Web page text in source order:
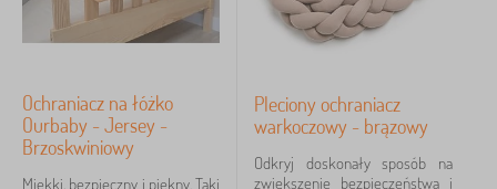
Ochraniacz na łóżko
Ourbaby - Jersey -
Brzoskwiniowy
Miękki, bezpieczny i piękny. Taki
Pleciony ochraniacz
warkoczowy - brązowy
Odkryj doskonały sposób na
zwiększenie bezpieczeństwa i